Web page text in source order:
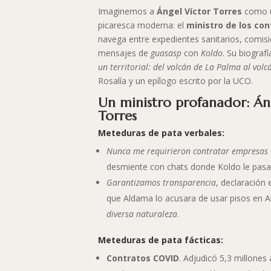
Imaginemos aÁngel Víctor Torres como
picaresca moderna: el ministro de los
navega entre expedientes sanitarios,
mensajes de guasasp conKoldo. Su
un territorial: del volcán de La Palma al
Rosalía y un epílogo escrito por la UCO.
Un ministro profanador:
Torres
Meteduras de pata verbales:
Nunca me requirieron contratar empresas
desmiente con chats donde Koldo le
Garantizamos transparencia, declaración
que Aldama lo acusara de usar pisos en
diversa naturaleza.
Meteduras de pata fácticas:
Contratos COVID. Adjudicó 5,3